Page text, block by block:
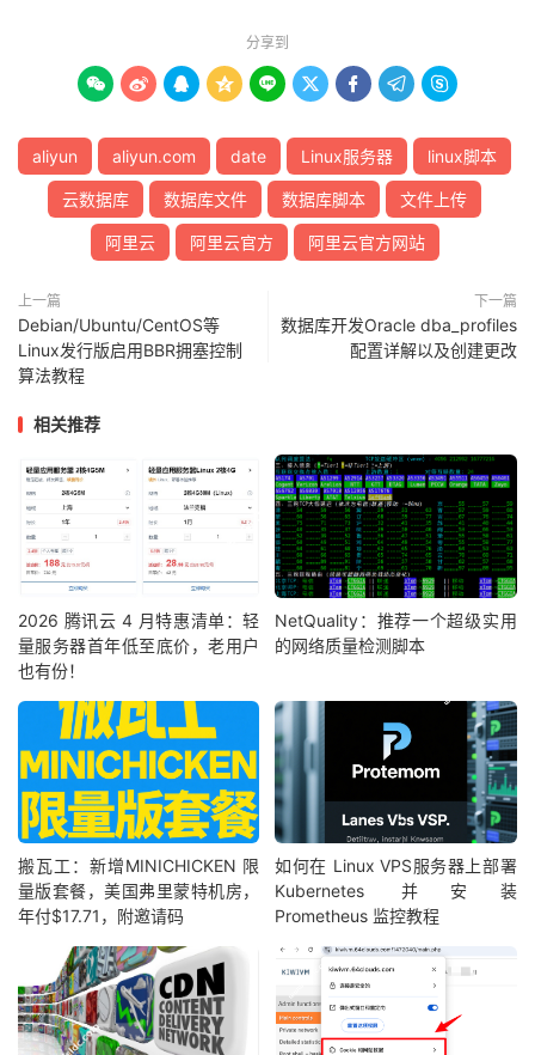
分享到
        
aliyun aliyun.com date Linux服务器 linux脚本
云数据库 数据库文件 数据库脚本 文件上传
阿里云 阿里云官方 阿里云官方网站
上一篇
Debian/Ubuntu/CentOS等
Linux发行版启用BBR拥塞控制
算法教程
下一篇
数据库开发Oracle dba_profiles
配置详解以及创建更改
相关推荐
2026 腾讯云 4 月特惠清单：轻
量服务器首年低至底价，老用户
也有份！
NetQuality：推荐一个超级实用
的网络质量检测脚本
搬瓦工：新增MINICHICKEN 限
量版套餐，美国弗里蒙特机房，
年付$17.71，附邀请码
如何在 Linux VPS服务器上部署
Kubernetes 并安装
Prometheus 监控教程